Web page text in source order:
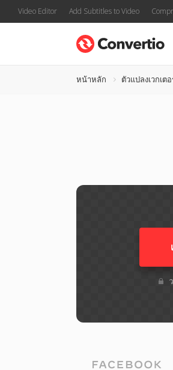
Video Editor Add Subtitles to Video
หน้าหลัก ตัวแปลงเวกเต